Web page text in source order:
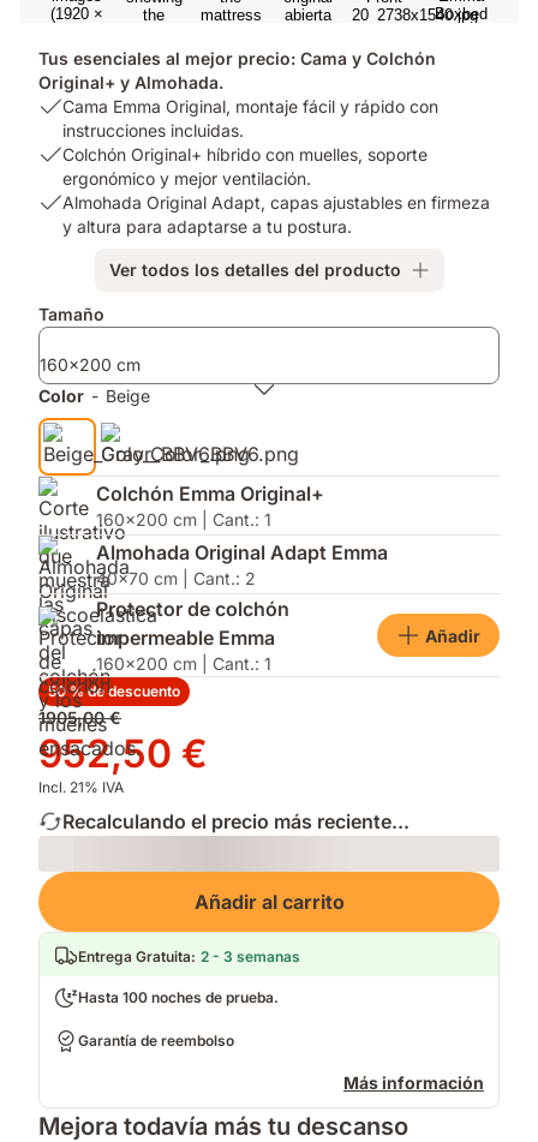
Tus esenciales al mejor precio: Cama y Colchón
Original+ y Almohada.
USP
Cama
Emma
Original,
montaje
con
incluidas.
Cama Emma Original, montaje fácil y rápido con
instrucciones incluidas.
USP
Colchón
Original+
soporte
y
mejor
ventilación.
Colchón Original+ híbrido con muelles, soporte
ergonómico y mejor ventilación.
USP
capas
en
firmeza
y
altura
para
adaptarse
a
tu
postura.
Almohada Original Adapt, capas ajustables en firmeza
y altura para adaptarse a tu postura.
Ver todos los detalles del producto
Complementos
Tamaño
160x200 cm
Color - Beige
Colchón Emma Original+
160x200 cm | Cant.: 1
Almohada Original Adapt Emma
40x70 cm | Cant.: 2
Protector de colchón
impermeable Emma
160x200 cm | Cant.: 1
Añadir
50 % de descuento
Precio
original
1905,00 €
1905,00 €
Precio
952,50 €
952,50 €
Incl. 21% IVA
Recalculando el precio más reciente...
Loading
Añadir al carrito
Entrega Gratuita: 2 - 3 semanas
Hasta 100 noches de prueba.
Garantía de reembolso
Más información
Mejora todavía más tu descanso